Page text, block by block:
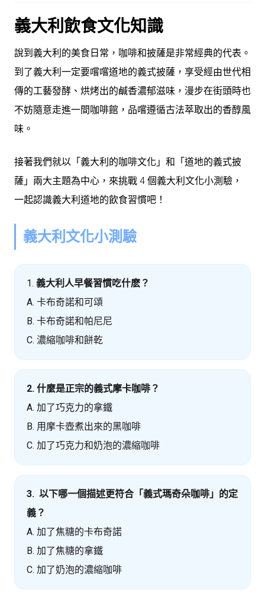
義大利飲食文化知識
說到義大利的美食日常，咖啡和披薩是非常經典的代表。
到了義大利一定要嚐嚐道地的義式披薩，享受經由世代相
傳的工藝發酵、烘烤出的鹹香濃郁滋味，漫步在街頭時也
不妨隨意走進一間咖啡館，品嚐遵循古法萃取出的香醇風
味。
接著我們就以「義大利的咖啡文化」和「道地的義式披
薩」兩大主題為中心，來挑戰 4 個義大利文化小測驗，
一起認識義大利道地的飲食習慣吧！
義大利文化小測驗
1. 義大利人早餐習慣吃什麽？
A. 卡布奇諾和可頌
B. 卡布奇諾和帕尼尼
C. 濃縮咖啡和餅乾
2. 什麼是正宗的義式摩卡咖啡？
A. 加了巧克力的拿鐵
B. 用摩卡壺煮出來的黑咖啡
C. 加了巧克力和奶泡的濃縮咖啡
3. 以下哪一個描述更符合「義式瑪奇朵咖啡」的定
義？
A. 加了焦糖的卡布奇諾
B. 加了焦糖的拿鐵
C. 加了奶泡的濃縮咖啡